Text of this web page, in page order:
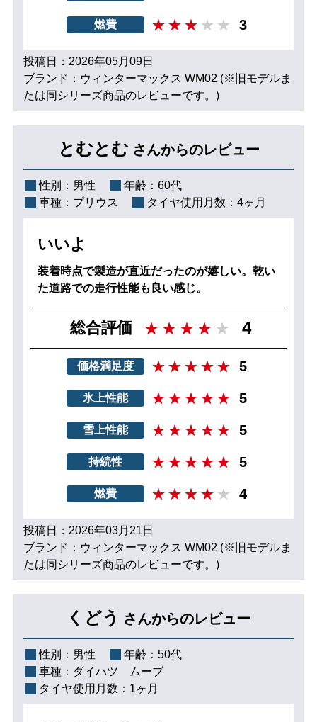
燃費 3
投稿日：2026年05月09日
ブランド：ウィンターマックス WM02 (※旧モデルま
たは同シリーズ商品のレビューです。)
とむとむ さんからのレビュー
性別： 男性 年齢： 60代
車種： プリウス タイヤ使用月数： 4ヶ月
いいよ
装着時点で製造が直近だったのが嬉しい。乾い
た道路での走行性能も良い感じ。
総合評価 4
価格満足度 5
氷上性能 5
雪上性能 5
持続性 5
燃費 4
投稿日：2026年03月21日
ブランド：ウィンターマックス WM02 (※旧モデルま
たは同シリーズ商品のレビューです。)
くどう さんからのレビュー
性別： 男性 年齢： 50代
車種： ダイハツ ムーブ
タイヤ使用月数： 1ヶ月